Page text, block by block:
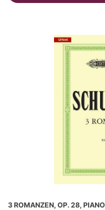
3 ROMANZEN, OP. 28, PIANO